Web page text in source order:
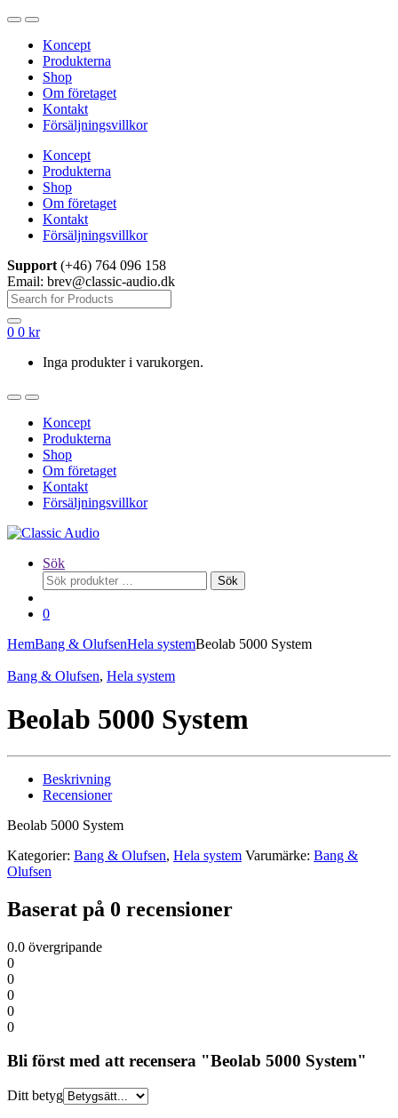
Hoppa
navigering
Hoppa
innehållKoncept
Produkterna
Shop
Om företaget
Kontakt
Försäljningsvillkor
Koncept
Produkterna
Shop
Om företaget
Kontakt
Försäljningsvillkor
Support (+46) 764 096 158
Email: brev@classic-audio.dk
Sök
efter:
0 0 kr
Inga produkter i varukorgen.
Koncept
Produkterna
Shop
Om företaget
Kontakt
Försäljningsvillkor
Sök
Sök
efter:
Sök
0
HemBang & OlufsenHela systemBeolab 5000 System
Bang & Olufsen, Hela system
Beolab 5000 System
Beskrivning
Recensioner
Beolab 5000 System
Kategorier: Bang & Olufsen, Hela system Varumärke: Bang &
Olufsen
Baserat på 0 recensioner
0.0 övergripande
0
0
0
0
0
Bli först med att recensera "Beolab 5000 System"
Ditt betyg